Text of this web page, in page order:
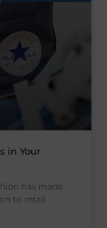
in Your
has made
to retail